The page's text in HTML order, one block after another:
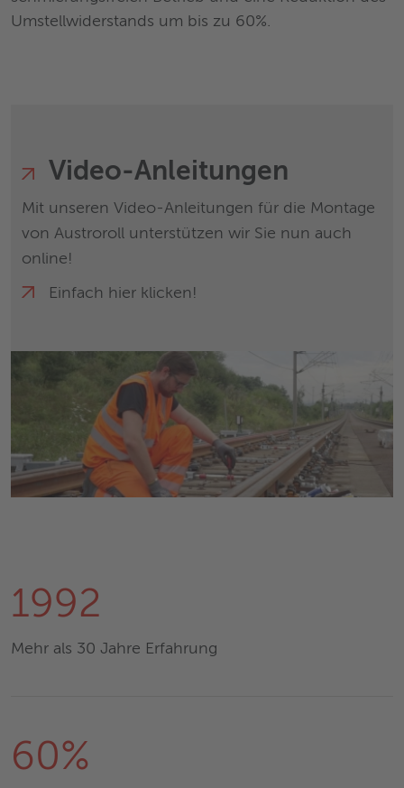
Umstellwiderstands um bis zu 60%.
Video-Anleitungen
Mit unseren Video-Anleitungen für die Montage
von Austroroll unterstützen wir Sie nun auch
online!
Einfach hier klicken!
1992
Mehr als 30 Jahre Erfahrung
60%